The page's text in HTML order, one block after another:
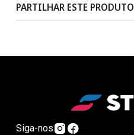
PARTILHAR ESTE PRODUTO
Siga-nos